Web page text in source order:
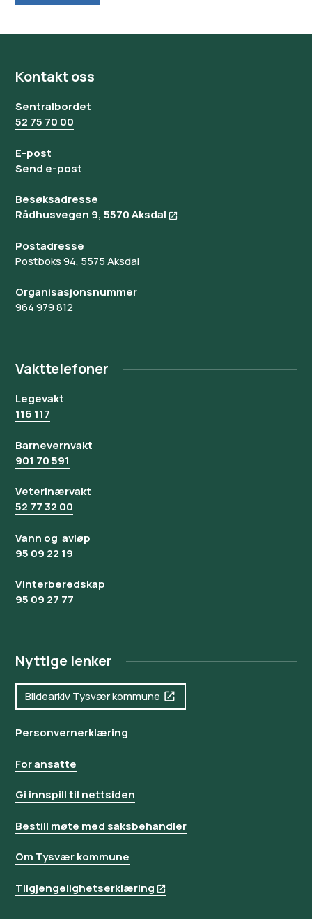
Kontakt oss
Sentralbordet
52 75 70 00
E-post
Send e-post
Besøksadresse
Rådhusvegen 9, 5570 Aksdal
Postadresse
Postboks 94, 5575 Aksdal
Organisasjonsnummer
964 979 812
Vakttelefoner
Legevakt
116 117
Barnevernvakt
901 70 591
Veterinærvakt
52 77 32 00
Vann og avløp
95 09 22 19
Vinterberedskap
95 09 27 77
Nyttige lenker
Bildearkiv Tysvær kommune
Personvernerklæring
For ansatte
Gi innspill til nettsiden
Bestill møte med saksbehandler
Om Tysvær kommune
Tilgjengelighetserklæring